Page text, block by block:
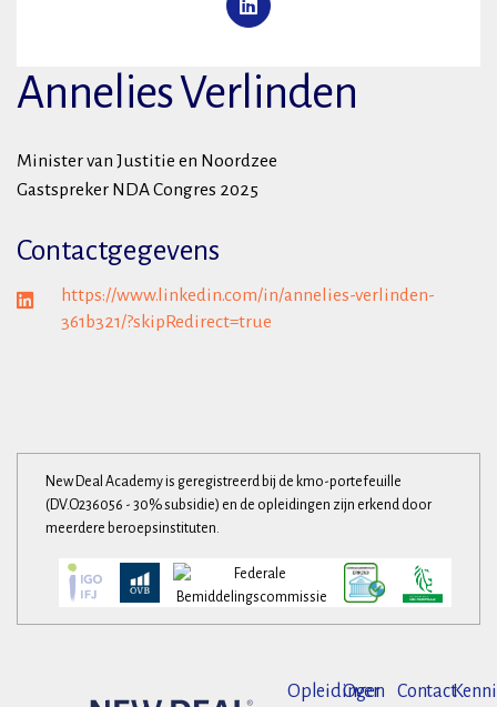
Annelies Verlinden
Minister van Justitie en Noordzee
Gastspreker NDA Congres 2025
Contactgegevens
https://www.linkedin.com/in/annelies-verlinden-
361b321/?skipRedirect=true
New Deal Academy is geregistreerd bij de kmo-portefeuille
(DV.O236056 - 30% subsidie) en de opleidingen zijn erkend door
meerdere beroepsinstituten.
Opleidingen
Over
Contact